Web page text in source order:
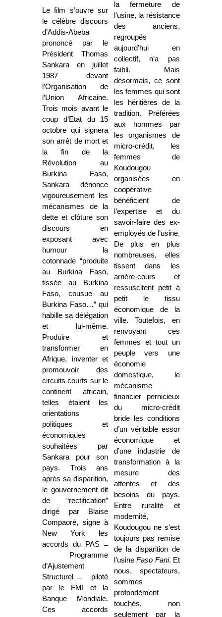
Le film s’ouvre sur
le célèbre discours
d’Addis-Abeba
prononcé par le
Président Thomas
Sankara en juillet
1987 devant
l’Organisation de
l’Union Africaine.
Trois mois avant le
coup d’Etat du 15
octobre qui signera
son arrêt de mort et
la fin de la
Révolution au
Burkina Faso,
Sankara dénonce
vigoureusement les
mécanismes de la
dette et clôture son
discours en
exposant avec
humour la
cotonnade “produite
au Burkina Faso,
tissée au Burkina
Faso, cousue au
Burkina Faso…” qui
habille sa délégation
et lui-même.
Produire et
transformer en
Afrique, inventer et
promouvoir des
circuits courts sur le
continent africain,
telles étaient les
orientations
politiques et
économiques
souhaitées par
Sankara pour son
pays. Trois ans
après sa disparition,
le gouvernement dit
de “rectification”
dirigé par Blaise
Compaoré, signe à
New York les
accords du PAS ̶
Programme
d’Ajustement
Structurel ̶ piloté
par le FMI et la
Banque Mondiale.
Ces accords
la fermeture de
l’usine, la résistance
des anciens,
regroupés
aujourd’hui en
collectif, n’a pas
faibli. Mais
désormais, ce sont
les femmes qui sont
les héritières de la
tradition. Préférées
aux hommes par
les organismes de
micro-crédit, les
femmes de
Koudougou
organisées en
coopérative
bénéficient de
l’expertise et du
savoir-faire des ex-
employés de l’usine.
De plus en plus
nombreuses, elles
tissent dans les
arrière-cours et
ressuscitent petit à
petit le tissu
économique de la
ville. Toutefois, en
renvoyant ces
femmes et tout un
peuple vers une
économie
domestique, le
mécanisme
financier pernicieux
du micro-crédit
bride les conditions
d’un véritable essor
économique et
d’une industrie de
transformation à la
mesure des
attentes et des
besoins du pays.
Entre ruralité et
modernité,
Koudougou ne s’est
toujours pas remise
de la disparition de
l’usineFaso Fani. Et
nous, spectateurs,
sommes
profondément
touchés, non
seulement par la